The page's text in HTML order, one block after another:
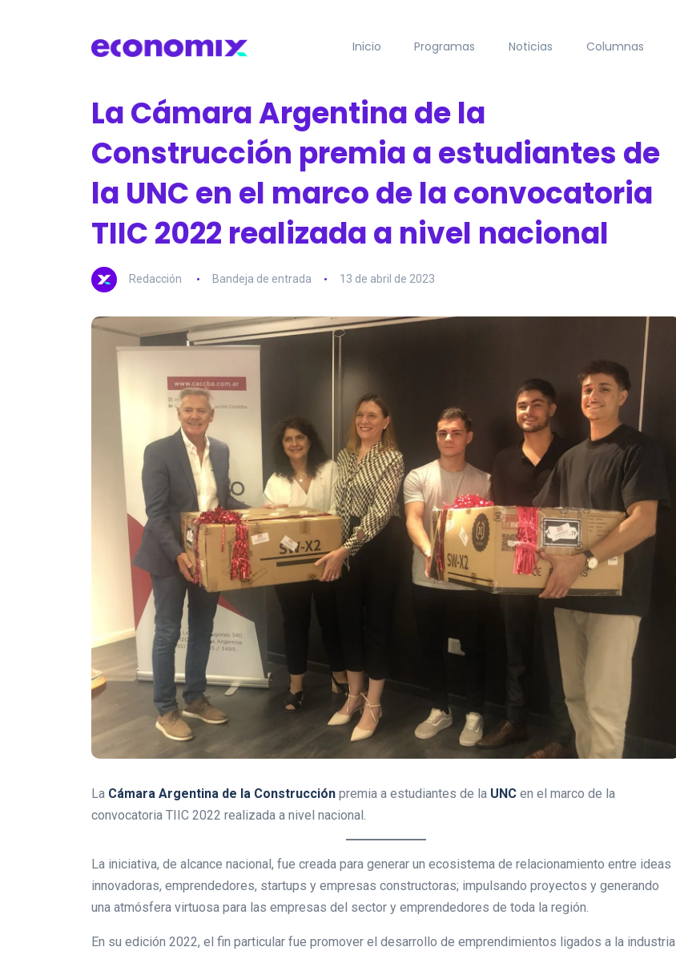
Inicio Programas Noticias Columnas
La Cámara Argentina de la
Construcción premia a estudiantes de
la UNC en el marco de la convocatoria
TIIC 2022 realizada a nivel nacional
Redacción Bandeja de entrada 13 de abril de 2023
La Cámara Argentina de la Construcción premia a estudiantes de la UNC en el marco de la
convocatoria TIIC 2022 realizada a nivel nacional.
La iniciativa, de alcance nacional, fue creada para generar un ecosistema de relacionamiento entre ideas
innovadoras, emprendedores, startups y empresas constructoras; impulsando proyectos y generando
una atmósfera virtuosa para las empresas del sector y emprendedores de toda la región.
En su edición 2022, el fin particular fue promover el desarrollo de emprendimientos ligados a la industria